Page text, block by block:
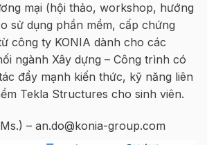
mại (hội thảo, workshop, hướng
sử dụng phần mềm, cấp chứng
công ty KONIA dành cho các
ngành Xây dựng – Công trình có
đẩy mạnh kiến thức, kỹ năng liên
Tekla Structures cho sinh viên.
– an.do@konia-group.com